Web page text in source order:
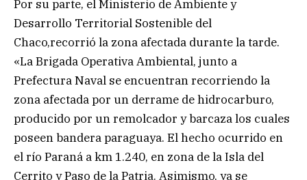
Por su parte, el Ministerio de Ambiente y
Desarrollo Territorial Sostenible del
Chaco,recorrió la zona afectada durante la tarde.
«La Brigada Operativa Ambiental, junto a
Prefectura Naval se encuentran recorriendo la
zona afectada por un derrame de hidrocarburo,
producido por un remolcador y barcaza los cuales
poseen bandera paraguaya. El hecho ocurrido en
el río Paraná a km 1.240, en zona de la Isla del
Cerrito y Paso de la Patria. Asimismo, ya se